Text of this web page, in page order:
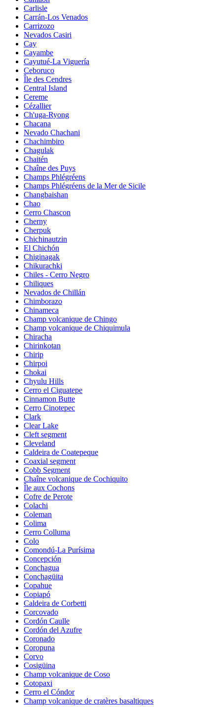
Carlisle
Carrán-Los Venados
Carrizozo
Nevados Casiri
Cay
Cayambe
Cayutué-La Viguería
Ceboruco
Île des Cendres
Central Island
Cereme
Cézallier
Ch'uga-Ryong
Chacana
Nevado Chachani
Chachimbiro
Chagulak
Chaitén
Chaîne des Puys
Champs Phlégréens
Champs Phlégréens de la Mer de Sicile
Changbaishan
Chao
Cerro Chascon
Cherny
Cherpuk
Chichinautzin
El Chichón
Chiginagak
Chikurachki
Chiles - Cerro Negro
Chiliques
Nevados de Chillán
Chimborazo
Chinameca
Champ volcanique de Chingo
Champ volcanique de Chiquimula
Chiracha
Chirinkotan
Chirip
Chirpoi
Chokai
Chyulu Hills
Cerro el Ciguatepe
Cinnamon Butte
Cerro Cinotepec
Clark
Clear Lake
Cleft segment
Cleveland
Caldeira de Coatepeque
Coaxial segment
Cobb Segment
Chaîne volcanique de Cochiquito
Île aux Cochons
Cofre de Perote
Colachi
Coleman
Colima
Cerro Colluma
Colo
Comondú-La Purísima
Concepción
Conchagua
Conchagüita
Copahue
Copiapó
Caldeira de Corbetti
Corcovado
Cordón Caulle
Cordón del Azufre
Coronado
Coropuna
Corvo
Cosigüina
Champ volcanique de Coso
Cotopaxi
Cerro el Cóndor
Champ volcanique de cratères basaltiques